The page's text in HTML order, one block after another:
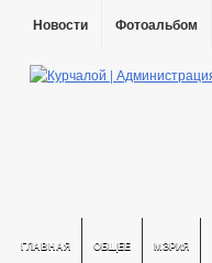
Новости Фотоальбом
ГЛАВНАЯ ОБЩЕЕ МЭРИЯ